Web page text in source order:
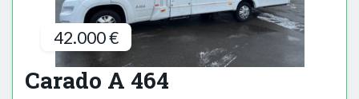
42.000 €
Carado A 464